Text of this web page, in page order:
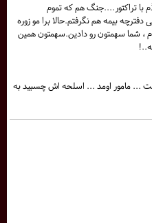
با تراکتور....جنگ هم که تموم
بیمه هم نگرفتم.حالا برا مو زوره
، شما سهمتون رو دادین.سهمتون همین
مامور اومد ... اسلحه اش چسبید به